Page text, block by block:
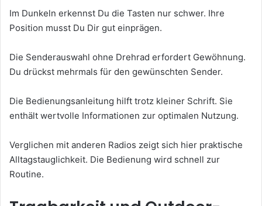
Im Dunkeln erkennst Du die Tasten nur schwer. Ihre
Position musst Du Dir gut einprägen.
Die Senderauswahl ohne Drehrad erfordert Gewöhnung.
Du drückst mehrmals für den gewünschten Sender.
Die Bedienungsanleitung hilft trotz kleiner Schrift. Sie
enthält wertvolle Informationen zur optimalen Nutzung.
Verglichen mit anderen Radios zeigt sich hier praktische
Alltagstauglichkeit. Die Bedienung wird schnell zur
Routine.